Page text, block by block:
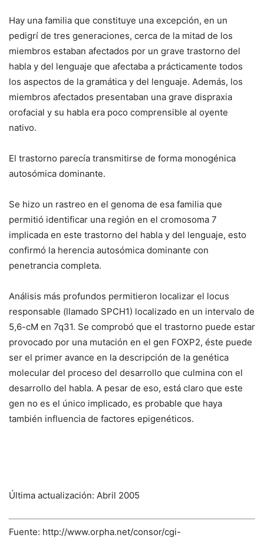
Hay una familia que constituye una excepción, en un
pedigrí de tres generaciones, cerca de la mitad de los
miembros estaban afectados por un grave trastorno del
habla y del lenguaje que afectaba a prácticamente todos
los aspectos de la gramática y del lenguaje. Además, los
miembros afectados presentaban una grave dispraxia
orofacial y su habla era poco comprensible al oyente
nativo.
El trastorno parecía transmitirse de forma monogénica
autosómica dominante.
Se hizo un rastreo en el genoma de esa familia que
permitió identificar una región en el cromosoma 7
implicada en este trastorno del habla y del lenguaje, esto
confirmó la herencia autosómica dominante con
penetrancia completa.
Análisis más profundos permitieron localizar el locus
responsable (llamado SPCH1) localizado en un intervalo de
5,6-cM en 7q31. Se comprobó que el trastorno puede estar
provocado por una mutación en el gen FOXP2, éste puede
ser el primer avance en la descripción de la genética
molecular del proceso del desarrollo que culmina con el
desarrollo del habla. A pesar de eso, está claro que este
gen no es el único implicado, es probable que haya
también influencia de factores epigenéticos.
Última actualización: Abril 2005
Fuente: http://www.orpha.net/consor/cgi-